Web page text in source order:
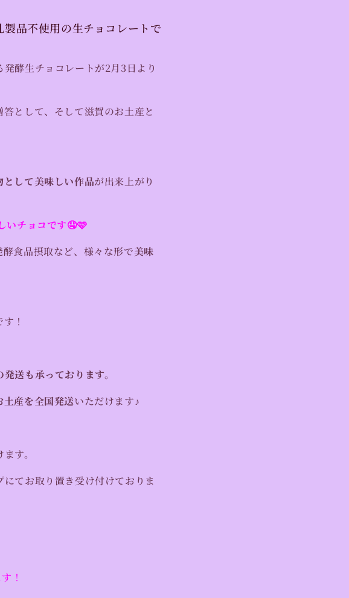
品不使用の生チョコレートで
酵生チョコレートが2月3日より
として、そして滋賀のお土産と
として美味しい作品が出来上がり
いチョコです🤤🩷
食品摂取など、様々な形で美味
！
送も承っております。
土産を全国発送いただけます♪
す。
てお取り置き受け付けておりま
！